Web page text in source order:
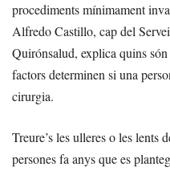
procediments mínimament
Alfredo Castillo, cap del
Quirónsalud, explica quins
factors determinen si una
cirurgia.
Treure’s les ulleres o les lents
persones fa anys que es